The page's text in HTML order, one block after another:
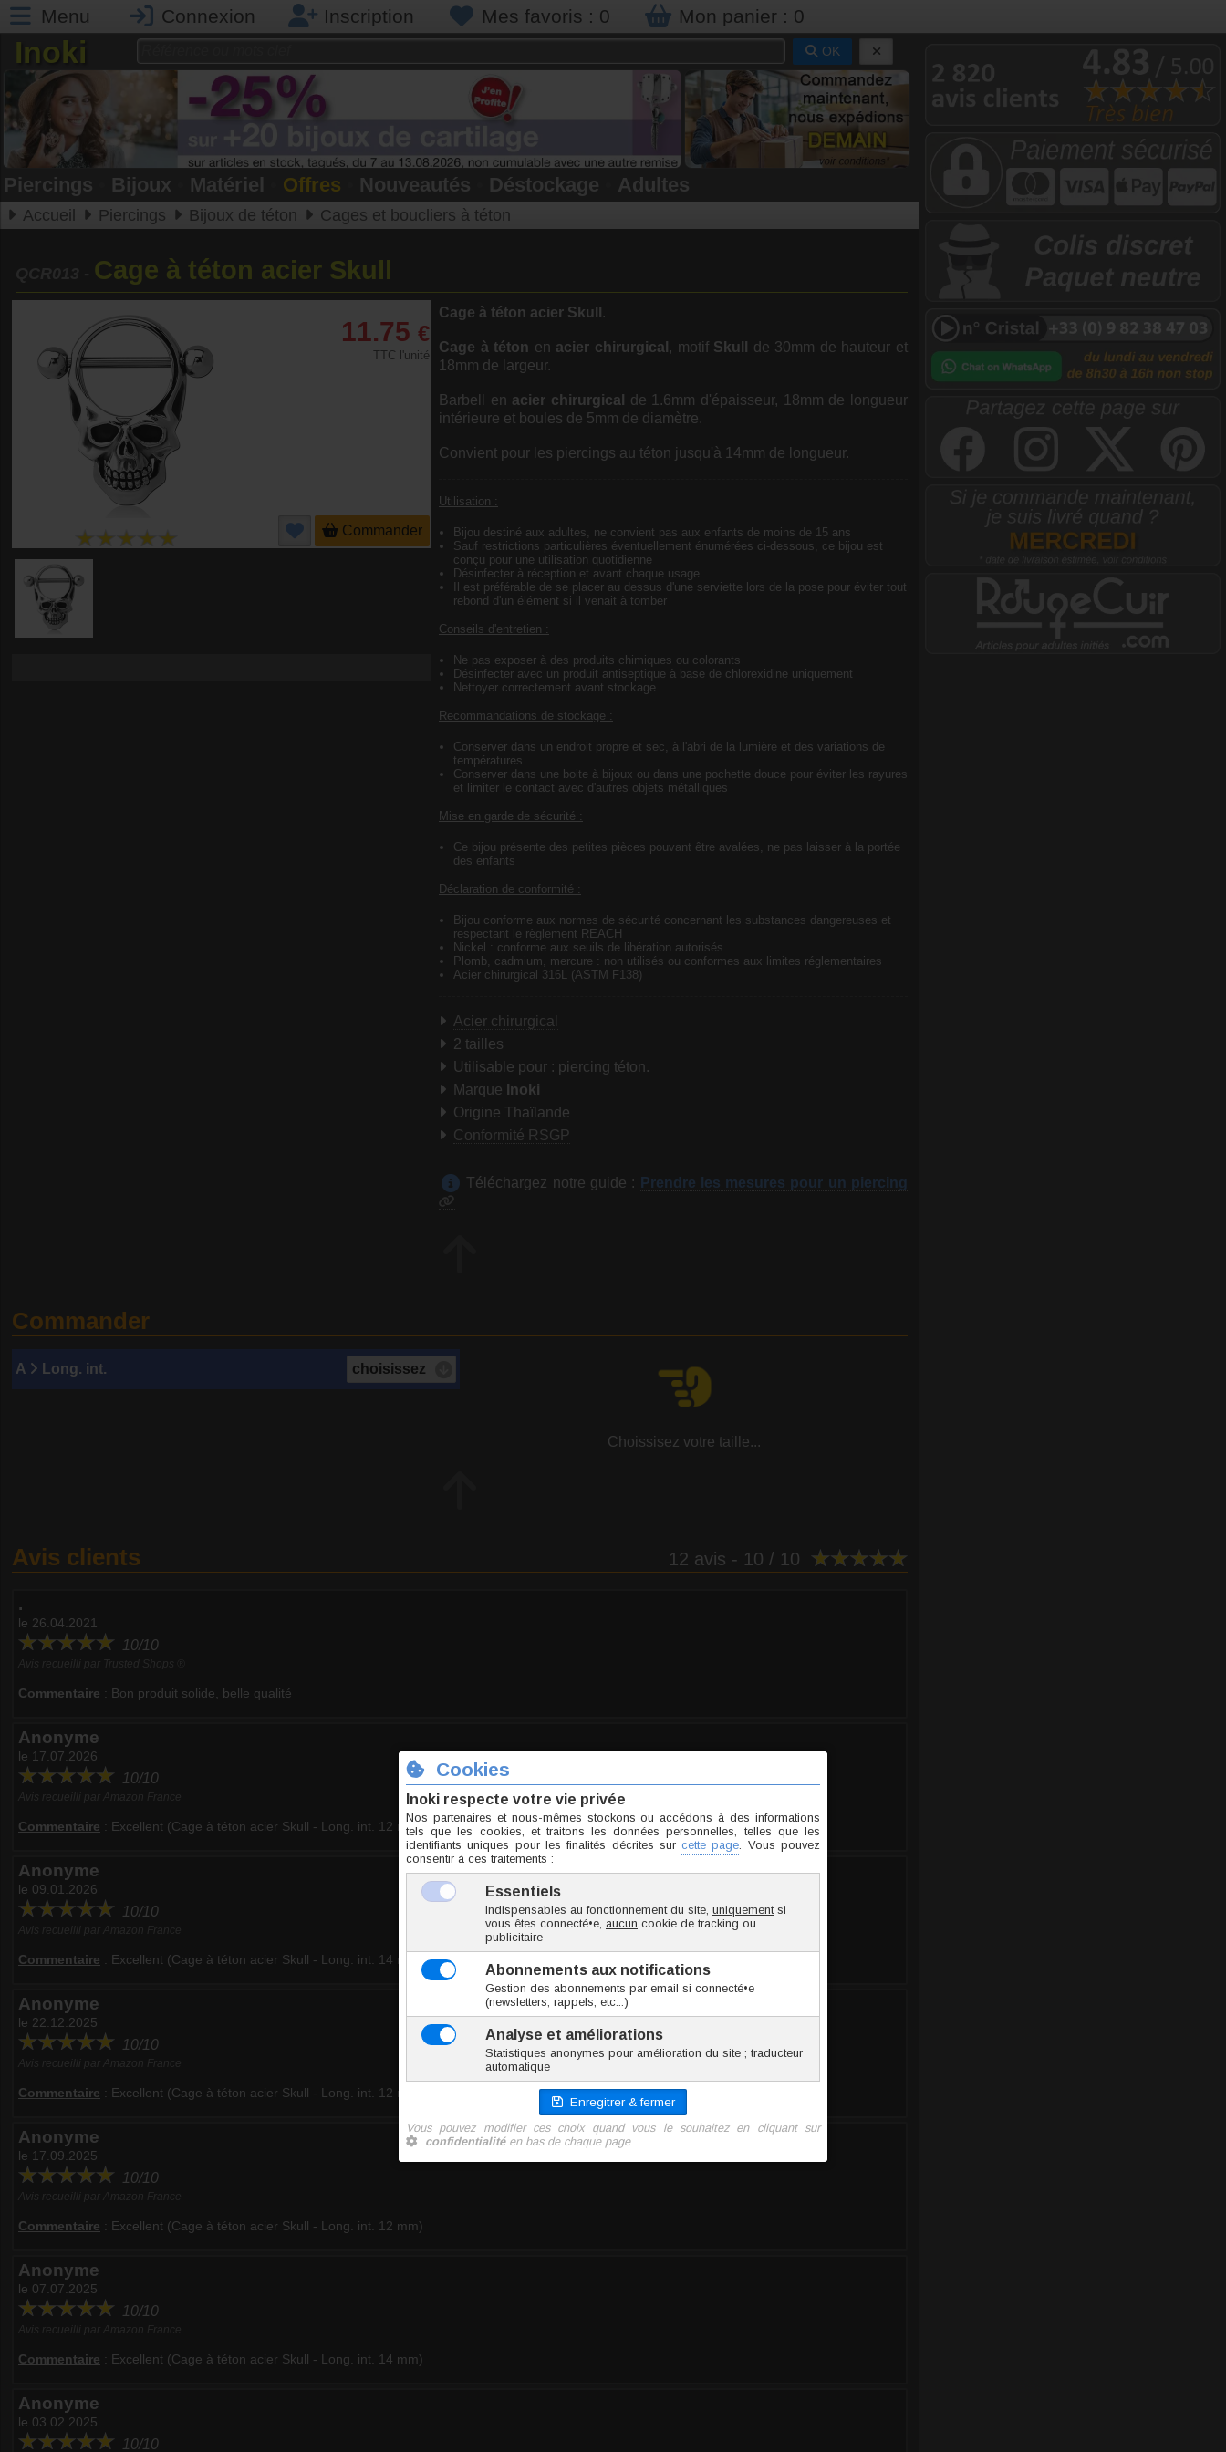
Menu Connexion Inscription Mes favoris : 0 Mon panier : 0
Inoki OK
Piercings Bijoux Matériel Offres Nouveautés Déstockage Adultes
Accueil Piercings Bijoux de téton Cages et boucliers à téton
Cage à téton acier Skull
11.75 €
TTC l'unité
Commander
Cage à téton acier Skull .
Cage à téton en acier chirurgical , motif Skull
de 30mm de hauteur et
18mm de largeur.
Barbell en acier chirurgical
de 1.6mm d'épaisseur, 18mm de longueur
intérieure et boules de 5mm de diamètre.
Convient pour les piercings au téton jusqu'à 14mm de longueur.
Utilisation :
Bijou destiné aux adultes, ne convient pas aux enfants de moins de 15 ans
Sauf restrictions particulières éventuellement énumérées ci-dessous, ce bijou est
conçu pour une utilisation quotidienne
Désinfecter à réception et avant chaque usage
Il est préférable de se placer au dessus d'une serviette lors de la pose pour éviter tout
rebond d'un élément si il venait à tomber
Conseils d'entretien :
Ne pas exposer à des produits chimiques ou colorants
Désinfecter avec un produit antiseptique à base de chlorexidine uniquement
Nettoyer correctement avant stockage
Recommandations de stockage :
Conserver dans un endroit propre et sec, à l'abri de la lumière et des variations de
températures
Conserver dans une boite à bijoux ou dans une pochette douce pour éviter les rayures
et limiter le contact avec d'autres objets métalliques
Mise en garde de sécurité :
Ce bijou présente des petites pièces pouvant être avalées, ne pas laisser à la portée
des enfants
Déclaration de conformité :
Bijou conforme aux normes de sécurité concernant les substances dangereuses et
respectant le règlement REACH
Nickel : conforme aux seuils de libération autorisés
Plomb, cadmium, mercure : non utilisés ou conformes aux limites réglementaires
Acier chirurgical 316L (ASTM F138)
Acier chirurgical
2 tailles
Utilisable pour : piercing téton.
Marque Inoki
Origine Thaïlande
Conformité RSGP
Téléchargez notre guide : Prendre les mesures pour un piercing
Commander
A Long. int.
Choissisez votre taille...
Avis clients 12 avis - 10 / 10
.
le 26.04.2021
10/10
Commentaire : Bon produit solide, belle qualité
Anonyme
le 17.07.2026
10/10
Commentaire : Excellent (Cage à téton acier Skull - Long. int. 12 mm)
Anonyme
le 09.01.2026
10/10
Commentaire : Excellent (Cage à téton acier Skull - Long. int. 14 mm)
Anonyme
le 22.12.2025
10/10
Commentaire : Excellent (Cage à téton acier Skull - Long. int. 12 mm)
Anonyme
le 17.09.2025
10/10
Commentaire : Excellent (Cage à téton acier Skull - Long. int. 12 mm)
Anonyme
le 07.07.2025
10/10
Commentaire : Excellent (Cage à téton acier Skull - Long. int. 14 mm)
Anonyme
le 03.02.2025
10/10